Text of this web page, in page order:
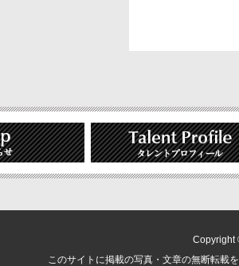
Copyright
このサイトに掲載の写真・文章の無断転載